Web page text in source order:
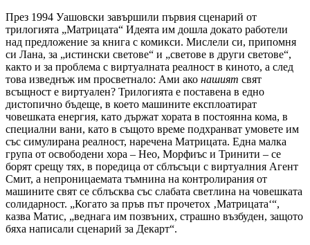
През 1994 Уашовски завършили първия сценарий от
трилогията „Матрицата“ Идеята им дошла докато работели
над предложение за книга с комикси. Мислели си, припомня
си Лана, за „истински светове“ и „светове в други светове“,
както и за проблема с виртуалната реалност в киното, а след
това изведнъж им просветнало: Ами ако нашият свят
всъщност е виртуален? Трилогията е поставена в едно
дистопично бъдеще, в което машините експлоатират
човешката енергия, като държат хората в постоянна кома, в
специални вани, като в същото време подхранват умовете им
със симулирана реалност, наречена Матрицата. Една малка
група от освободени хора – Нео, Морфиъс и Тринити – се
борят срещу тях, в поредица от сблъсъци с виртуалния Агент
Смит, а непроницаемата тъмнина на контролирания от
машините свят се сблъсква със слабата светлина на човешката
солидарност. „Когато за пръв път прочетох ‚Матрицата‘“,
казва Матис, „веднага им позвъних, страшно възбуден, защото
бяха написали сценарий за Декарт“.